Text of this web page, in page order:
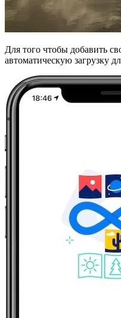
Для того чтобы добавить
автоматическую загрузку